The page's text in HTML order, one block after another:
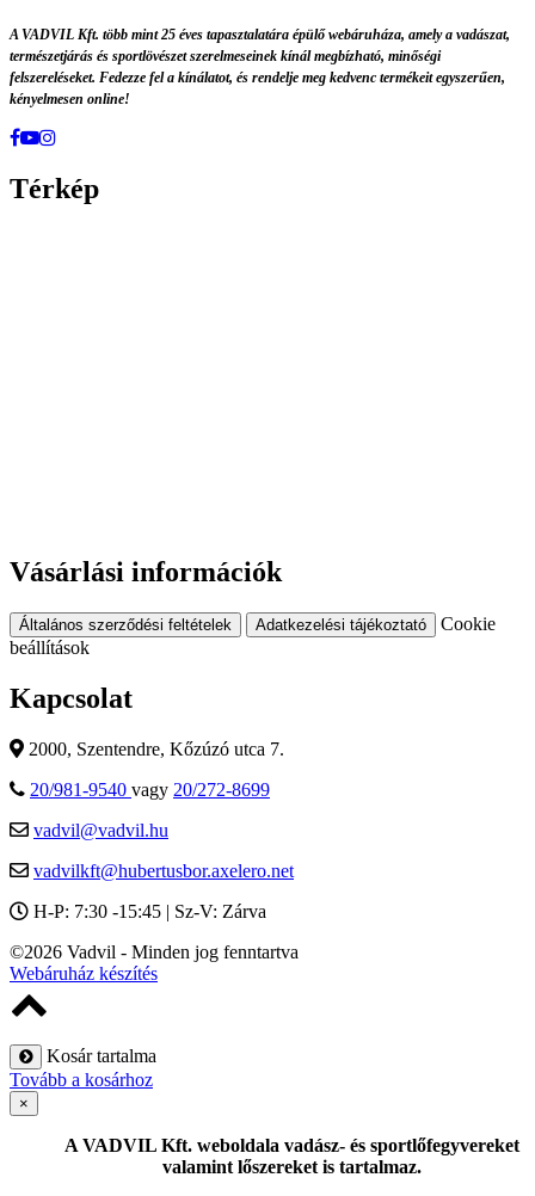
A VADVIL Kft. több mint 25 éves tapasztalatára épülő webáruháza, amely a vadászat,
természetjárás és sportlövészet szerelmeseinek kínál megbízható, minőségi
felszereléseket. Fedezze fel a kínálatot, és rendelje meg kedvenc termékeit egyszerűen,
kényelmesen online!
Térkép
Vásárlási információk
Általános szerződési feltételek Adatkezelési tájékoztató
Cookie
beállítások
Kapcsolat
2000, Szentendre, Kőzúzó utca 7.
20/981-9540 vagy 20/272-8699
vadvil@vadvil.hu
vadvilkft@hubertusbor.axelero.net
H-P: 7:30 -15:45 | Sz-V: Zárva
©2026 Vadvil - Minden jog fenntartva
Webáruház készítés
Kosár tartalma
Tovább a kosárhoz
×
A VADVIL Kft. weboldala vadász- és sportlőfegyvereket
valamint lőszereket is tartalmaz.